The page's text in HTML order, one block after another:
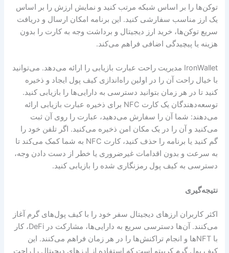
توکن‌ها را بر اساس شبکه مرتب کنید و نمایش ارزش را بر اساس
یک ارز مناسب سفارشی کنید. این برنامه امکان ارسال و دریافت
سریع توکن‌ها، خرید ارز دیجیتال و برداشت وجه به کارت را بدون
هزینه یا پیچیدگی اضافی فراهم می‌کند.
IronWallet مدیریت راحت عبارت بازیابی را ارائه می‌دهد. می‌توانید
با خیال راحت آن را در اولین راه‌اندازی کیف پول ایجاد و ذخیره
کنید تا در هر زمان بتوانید دسترسی به دارایی‌ها را بازیابی کنید.
توسعه‌دهندگان یک کارت NFC برای ذخیره عبارت بازیابی ارائه
می‌دهند: شما آن را سفارش می‌دهید، عبارت را روی آن ثبت
می‌کنید و آن را در یک مکان امن ذخیره می‌کنید. اگر تلفن خود را
گم کنید یا برنامه را حذف کنید، کارت NFC به شما کمک می‌کند تا
به سرعت و بدون اقدامات غیرضروری یا خطر از دست دادن وجه،
دسترسی به کیف پول رمزنگاری شده را بازیابی کنید.
نتیجه‌گیری
اکثر کاربران ارزهای دیجیتال سفر خود را با کیف پول‌های گرم آغاز
می‌کنند. آن‌ها دسترسی سریع به دارایی‌ها، مشارکت در DeFi، کار
با NFTها و انجام تراکنش‌ها را در هر زمان فراهم می‌کنند. این
کیف پول گرم کریپتو است که استفاده از ارزهای دیجیتال را راحت